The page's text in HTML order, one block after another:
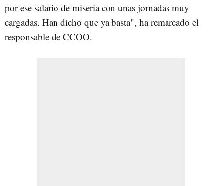
por ese salario de miseria con unas jornadas muy
cargadas. Han dicho que ya basta", ha remarcado el
responsable de CCOO.